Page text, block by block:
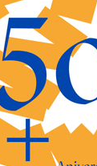
excavaciones en 2026